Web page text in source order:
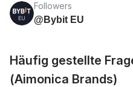
Followers
@Bybit EU
Häufig gestellte
(Aimonica Brands)